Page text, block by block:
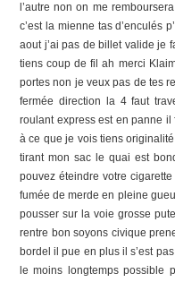
l’autre non on me
c’est la mienne tas d’enculés
aout j’ai pas de billet valide je
tiens coup de fil ah merci
portes non je veux pas de tes
fermée direction la 4 faut
roulant express est en panne
à ce que je vois tiens
tirant mon sac le quai est
pouvez éteindre votre
fumée de merde en pleine
pousser sur la voie grosse
rentre bon soyons civique
bordel il pue en plus il s’est
le moins longtemps possible